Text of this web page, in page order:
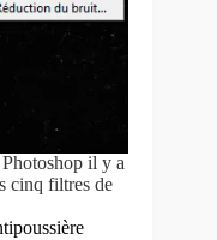
il y a
cinq filtres de